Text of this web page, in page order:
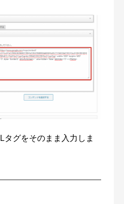
タグをそのまま入力しま